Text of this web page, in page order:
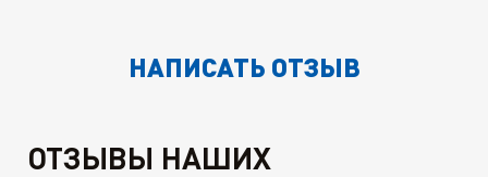
НАПИСАТЬ ОТЗЫВ
ОТЗЫВЫ НАШИХ